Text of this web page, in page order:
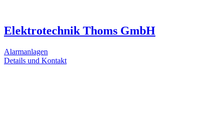
Elektrotechnik Thoms GmbH
Alarmanlagen
Details und Kontakt